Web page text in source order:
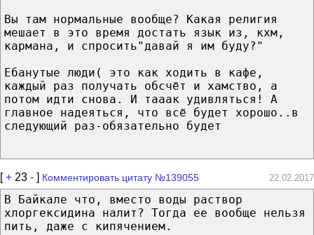
Вы там нормальные вообще? Какая религия
мешает в это время достать язык из, кхм,
кармана, и спросить"давай я им буду?"
Ебанутые люди( это как ходить в кафе,
каждый раз получать обсчёт и хамство, а
потом идти снова. И тааак удивляться! А
главное надеяться, что всё будет хорошо..в
следующий раз-обязательно будет
[+ 23 - ] Комментировать цитату №139055 22.02.2017
В Байкале что, вместо воды раствор
хлоргексидина налит? Тогда ее вообще нельзя
пить, даже с кипячением.